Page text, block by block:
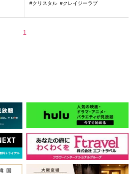
クリスタル
クレイジーラブ
1